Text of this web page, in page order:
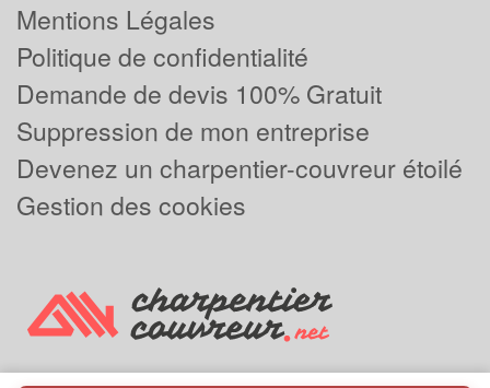
Mentions Légales
Politique de confidentialité
Demande de devis 100% Gratuit
Suppression de mon entreprise
Devenez un charpentier-couvreur étoilé
Gestion des cookies